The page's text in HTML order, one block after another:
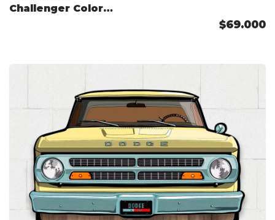
Challenger Color
$69.000